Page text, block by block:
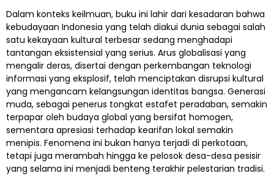
Dalam konteks keilmuan, buku ini lahir dari kesadaran bahwa
kebudayaan Indonesia yang telah diakui dunia sebagai salah
satu kekayaan kultural terbesar sedang menghadapi
tantangan eksistensial yang serius. Arus globalisasi yang
mengalir deras, disertai dengan perkembangan teknologi
informasi yang eksplosif, telah menciptakan disrupsi kultural
yang mengancam kelangsungan identitas bangsa. Generasi
muda, sebagai penerus tongkat estafet peradaban, semakin
terpapar oleh budaya global yang bersifat homogen,
sementara apresiasi terhadap kearifan lokal semakin
menipis. Fenomena ini bukan hanya terjadi di perkotaan,
tetapi juga merambah hingga ke pelosok desa-desa pesisir
yang selama ini menjadi benteng terakhir pelestarian tradisi.